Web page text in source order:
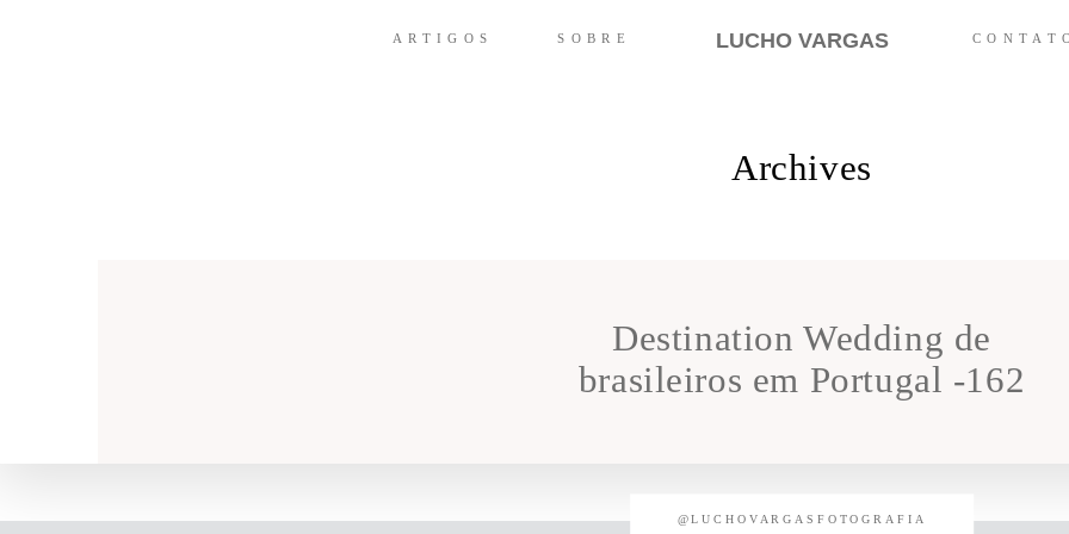
ARTIGOS SOBRE LUCHO VARGAS
Archives
Destination Wedding de
brasileiros em Portugal -162
@LUCHOVARGASFOTOGRAFIA